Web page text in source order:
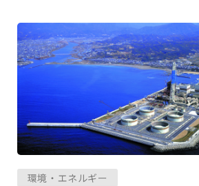
環境・エネルギー